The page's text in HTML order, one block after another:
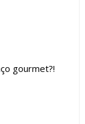
gourmet?!